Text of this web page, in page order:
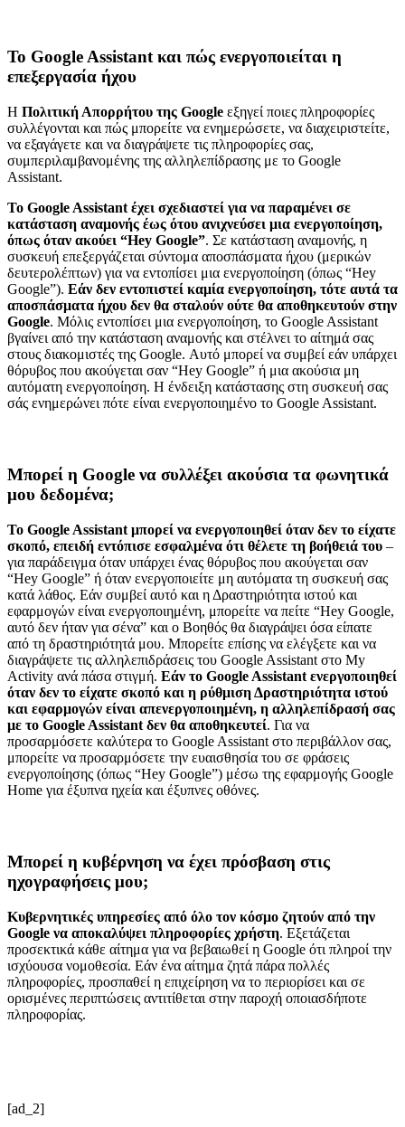
Το Google Assistant και πώς ενεργοποιείται η
επεξεργασία ήχου
Η Πολιτική Απορρήτου της Google εξηγεί ποιες πληροφορίες
συλλέγονται και πώς μπορείτε να ενημερώσετε, να διαχειριστείτε,
να εξαγάγετε και να διαγράψετε τις πληροφορίες σας,
συμπεριλαμβανομένης της αλληλεπίδρασης με το Google
Assistant.
Το Google Assistant έχει σχεδιαστεί για να παραμένει σε
κατάσταση αναμονής έως ότου ανιχνεύσει μια ενεργοποίηση,
όπως όταν ακούει “Hey Google”. Σε κατάσταση αναμονής, η
συσκευή επεξεργάζεται σύντομα αποσπάσματα ήχου (μερικών
δευτερολέπτων) για να εντοπίσει μια ενεργοποίηση (όπως “Hey
Google”). Εάν δεν εντοπιστεί καμία ενεργοποίηση, τότε αυτά τα
αποσπάσματα ήχου δεν θα σταλούν ούτε θα αποθηκευτούν στην
Google. Μόλις εντοπίσει μια ενεργοποίηση, το Google Assistant
βγαίνει από την κατάσταση αναμονής και στέλνει το αίτημά σας
στους διακομιστές της Google. Αυτό μπορεί να συμβεί εάν υπάρχει
θόρυβος που ακούγεται σαν “Hey Google” ή μια ακούσια μη
αυτόματη ενεργοποίηση. Η ένδειξη κατάστασης στη συσκευή σας
σάς ενημερώνει πότε είναι ενεργοποιημένο το Google Assistant.
Μπορεί η Google να συλλέξει ακούσια τα φωνητικά
μου δεδομένα;
Το Google Assistant μπορεί να ενεργοποιηθεί όταν δεν το είχατε
σκοπό, επειδή εντόπισε εσφαλμένα ότι θέλετε τη βοήθειά του –
για παράδειγμα όταν υπάρχει ένας θόρυβος που ακούγεται σαν
“Hey Google” ή όταν ενεργοποιείτε μη αυτόματα τη συσκευή σας
κατά λάθος. Εάν συμβεί αυτό και η Δραστηριότητα ιστού και
εφαρμογών είναι ενεργοποιημένη, μπορείτε να πείτε “Hey Google,
αυτό δεν ήταν για σένα” και ο Βοηθός θα διαγράψει όσα είπατε
από τη δραστηριότητά μου. Μπορείτε επίσης να ελέγξετε και να
διαγράψετε τις αλληλεπιδράσεις του Google Assistant στο My
Activity ανά πάσα στιγμή. Εάν το Google Assistant ενεργοποιηθεί
όταν δεν το είχατε σκοπό και η ρύθμιση Δραστηριότητα ιστού
και εφαρμογών είναι απενεργοποιημένη, η αλληλεπίδρασή σας
με το Google Assistant δεν θα αποθηκευτεί. Για να
προσαρμόσετε καλύτερα το Google Assistant στο περιβάλλον σας,
μπορείτε να προσαρμόσετε την ευαισθησία του σε φράσεις
ενεργοποίησης (όπως “Hey Google”) μέσω της εφαρμογής Google
Home για έξυπνα ηχεία και έξυπνες οθόνες.
Μπορεί η κυβέρνηση να έχει πρόσβαση στις
ηχογραφήσεις μου;
Κυβερνητικές υπηρεσίες από όλο τον κόσμο ζητούν από την
Google να αποκαλύψει πληροφορίες χρήστη. Εξετάζεται
προσεκτικά κάθε αίτημα για να βεβαιωθεί η Google ότι πληροί την
ισχύουσα νομοθεσία. Εάν ένα αίτημα ζητά πάρα πολλές
πληροφορίες, προσπαθεί η επιχείρηση να το περιορίσει και σε
ορισμένες περιπτώσεις αντιτίθεται στην παροχή οποιασδήποτε
πληροφορίας.
[ad_2]